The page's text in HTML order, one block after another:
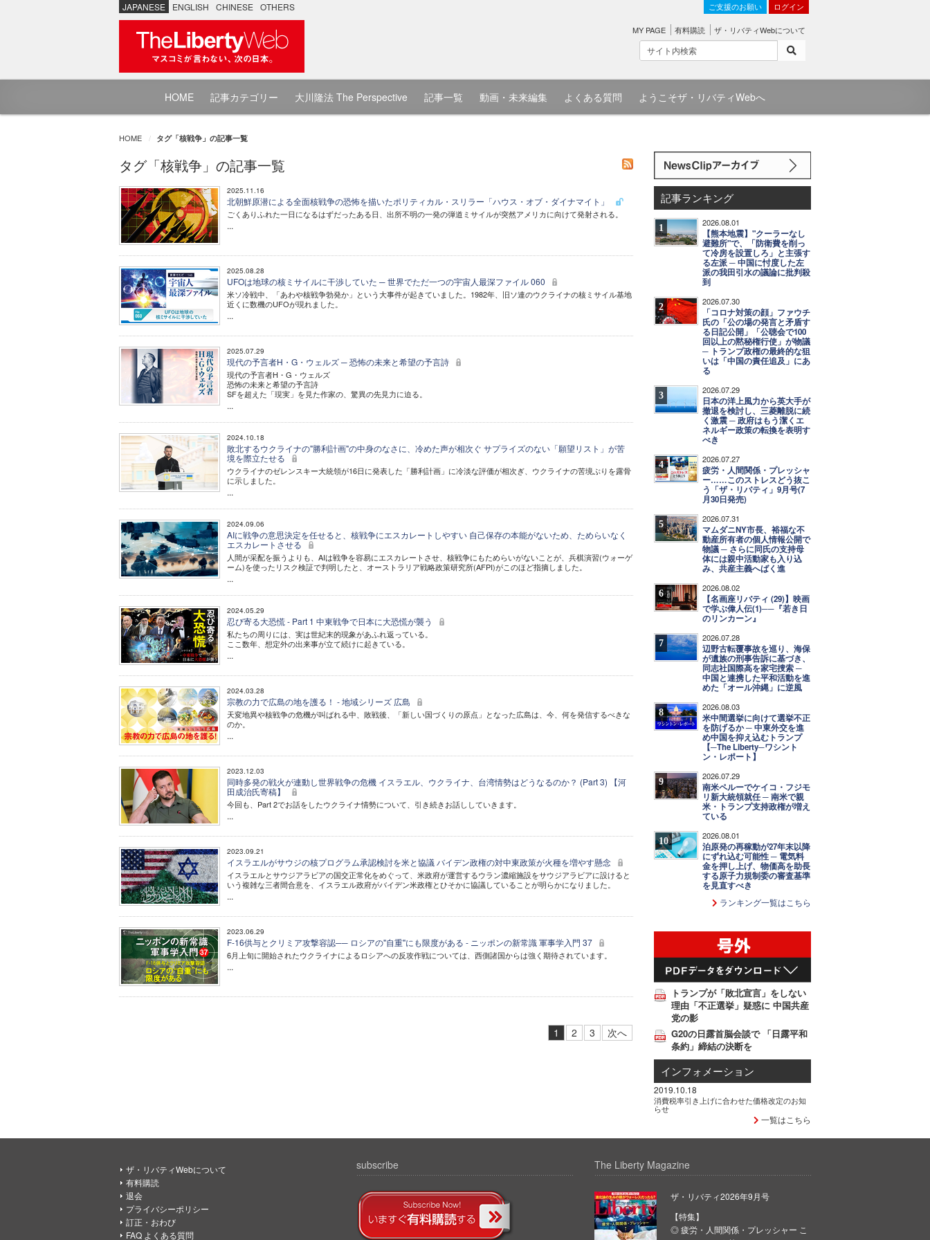
JAPANESE ENGLISH CHINESE OTHERS ご支援のお願い ログイン
MY PAGE 有料購読 ザ・リバティWebについて
HOME 記事カテゴリー 大川隆法 The Perspective 記事一覧 動画・未来編集 よくある質問 ようこそザ・リバティWebへ
HOME タグ「核戦争」の記事一覧
タグ「核戦争」の記事一覧
2025.11.16
北朝鮮原潜による全面核戦争の恐怖を描いたポリティカル・スリラー「ハウス・オブ・ダイナマイト」
ごくありふれた一日になるはずだったある日、出所不明の一発の弾道ミサイルが突然アメリカに向けて発射される。
...
2025.08.28
UFOは地球の核ミサイルに干渉していた ─ 世界でただ一つの宇宙人最深ファイル 060
米ソ冷戦中、「あわや核戦争勃発か」という大事件が起きていました。1982年、旧ソ連のウクライナの核ミサイル基地
近くに数機のUFOが現れました。
...
2025.07.29
現代の予言者H・G・ウェルズ ─ 恐怖の未来と希望の予言詩
現代の予言者H・G・ウェルズ
恐怖の未来と希望の予言詩
SFを超えた「現実」を見た作家の、驚異の先見力に迫る。
...
2024.10.18
敗北するウクライナの"勝利計画"の中身のなさに、冷めた声が相次ぐ サプライズのない「願望リスト」が苦
境を際立たせる
ウクライナのゼレンスキー大統領が16日に発表した「勝利計画」に冷淡な評価が相次ぎ、ウクライナの苦境ぶりを露骨
に示しました。
...
2024.09.06
AIに戦争の意思決定を任せると、核戦争にエスカレートしやすい 自己保存の本能がないため、ためらいなく
エスカレートさせる
人間が采配を振うよりも、AIは戦争を容易にエスカレートさせ、核戦争にもためらいがないことが、兵棋演習(ウォーゲ
ーム)を使ったリスク検証で判明したと、オーストラリア戦略政策研究所(AFPI)がこのほど指摘しました。
...
2024.05.29
忍び寄る大恐慌 - Part 1 中東戦争で日本に大恐慌が襲う
私たちの周りには、実は世紀末的現象があふれ返っている。
ここ数年、想定外の出来事が立て続けに起きている。
...
2024.03.28
宗教の力で広島の地を護る！ - 地域シリーズ 広島
天変地異や核戦争の危機が叫ばれる中、敗戦後、「新しい国づくりの原点」となった広島は、今、何を発信するべきな
のか。
...
2023.12.03
同時多発の戦火が連動し世界戦争の危機 イスラエル、ウクライナ、台湾情勢はどうなるのか？ (Part 3) 【河
田成治氏寄稿】
今回も、Part 2でお話をしたウクライナ情勢について、引き続きお話ししていきます。
...
2023.09.21
イスラエルがサウジの核プログラム承認検討を米と協議 バイデン政権の対中東政策が火種を増やす懸念
イスラエルとサウジアラビアの国交正常化をめぐって、米政府が運営するウラン濃縮施設をサウジアラビアに設けると
いう複雑な三者間合意を、イスラエル政府がバイデン米政権とひそかに協議していることが明らかになりました。
...
2023.06.29
F-16供与とクリミア攻撃容認── ロシアの"自重"にも限度がある - ニッポンの新常識 軍事学入門 37
6月上旬に開始されたウクライナによるロシアへの反攻作戦については、西側諸国からは強く期待されています。
...
1 2 3 次へ
記事ランキング
1 2026.08.01
【熊本地震】"クーラーなし
避難所"で、「防衛費を削っ
て冷房を設置しろ」と主張す
る左派 ─ 中国に忖度した左
派の我田引水の議論に批判殺
到
2 2026.07.30
「コロナ対策の顔」ファウチ
氏の「公の場の発言と矛盾す
る日記公開」「公聴会で100
回以上の黙秘権行使」が物議
─ トランプ政権の最終的な狙
いは「中国の責任追及」にあ
る
3 2026.07.29
日本の洋上風力から英大手が
撤退を検討し、三菱離脱に続
く激震 ─ 政府はもう潔くエ
ネルギー政策の転換を表明す
べき
4 2026.07.27
疲労・人間関係・プレッシャ
ー……このストレスどう抜こ
う「ザ・リバティ」9月号(7
月30日発売)
5 2026.07.31
マムダニNY市長、裕福な不
動産所有者の個人情報公開で
物議 ─ さらに同氏の支持母
体には親中活動家も入り込
み、共産主義へばく進
6 2026.08.02
【名画座リバティ (29)】映画
で学ぶ偉人伝(1)──『若き日
のリンカーン』
7 2026.07.28
辺野古転覆事故を巡り、海保
が遺族の刑事告訴に基づき、
同志社国際高を家宅捜索 ─
中国と連携した平和活動を進
めた「オール沖縄」に逆風
8 2026.08.03
米中間選挙に向けて選挙不正
を防げるか ─ 中東外交を進
め中国を抑え込むトランプ
【─The Liberty─ワシント
ン・レポート】
9 2026.07.29
南米ペルーでケイコ・フジモ
リ新大統領就任 ─ 南米で親
米・トランプ支持政権が増え
ている
10 2026.08.01
泊原発の再稼動が27年末以降
にずれ込む可能性 ─ 電気料
金を押し上げ、物価高を助長
する原子力規制委の審査基準
を見直すべき
ランキング一覧はこちら
トランプが「敗北宣言」をしない
理由「不正選挙」疑惑に 中国共産
党の影
G20の日露首脳会談で 「日露平和
条約」締結の決断を
インフォメーション
2019.10.18
消費税率引き上げに合わせた価格改定のお知
らせ
一覧はこちら
ザ・リバティWebについて
有料購読
退会
プライバシーポリシー
訂正・おわび
FAQ よくある質問
subscribe The Liberty Magazine
ザ・リバティ2026年9月号
【特集】
◎ 疲労・人間関係・プレッシャー こ